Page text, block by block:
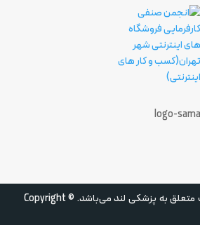
به پزشکی لند می‌باشد.Copyright ©